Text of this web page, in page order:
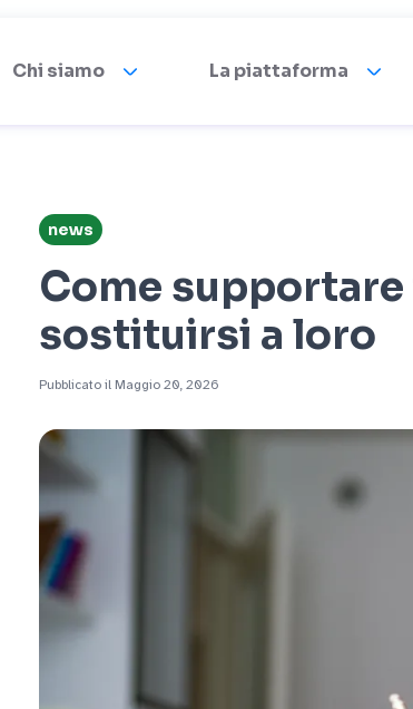
Chi siamo La piattaforma
news
Come
sostituirsi a loro
Pubblicato il Maggio 20, 2026